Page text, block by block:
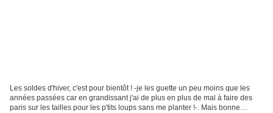
Les soldes d'hiver, c'est pour bientôt ! -je les guette un peu moins que les
années passées car en grandissant j'ai de plus en plus de mal à faire des
paris sur les tailles pour les p'tits loups sans me planter !-. Mais bonne